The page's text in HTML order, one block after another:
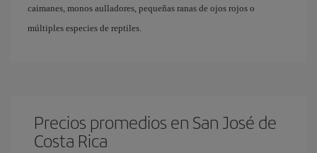
caimanes, monos aulladores, pequeñas ranas de ojos rojos o
múltiples especies de reptiles.
Precios promedios en San José de
Costa Rica